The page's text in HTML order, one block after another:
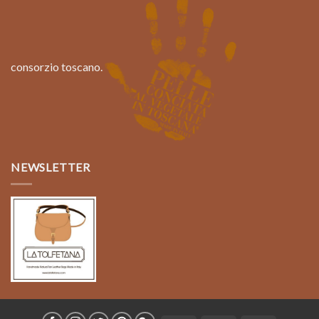
consorzio toscano.
NEWSLETTER